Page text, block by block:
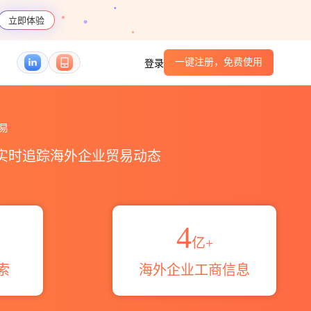
立即体验
登录 一键注册，免费使用
时追踪海外企业贸易动态
4亿+
海外企业工商信息